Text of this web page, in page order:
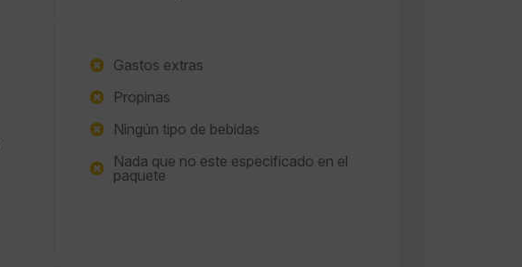
Gastos extras
Propinas
Ningún tipo de bebidas
Nada que no este especificado en el
paquete